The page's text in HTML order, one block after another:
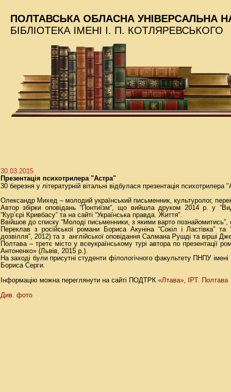
ПОЛТАВСЬКА ОБЛАСНА УНІВЕРСАЛЬНА
БІБЛІОТЕКА ІМЕНІ І. П. КОТЛЯРЕВСЬКОГО
30.03.2015
Презентація психотрилера "Астра"
30 березня у літературній вітальні відбулася презентація психотрилера
Олександр Михед – молодий український письменник, культуролог,
Автор збірки оповідань “Понтиїзм“, що вийшла друком 2014 р. у
“Кур’єрі Кривбасу” та на сайті “Українська правда. Життя“.
Ввійшов до списку “Молоді письменники, з якими варто познайомитись”,
Переклав з російської романи Бориса Акуніна “Сокіл і Ластівка” та
дозвілля”, 2012) та з англійської оповідання Салмана Рушді та вірші
Полтава – третє місто у всеукраїнському турі автора по презентації
Антоненко» (Львів, 2015 р.).
На заході були присутні студенти філологічного факультету ПНПУ
Бориса Серги.
Інформацію можна переглянути на сайті ПОДТРК «Лтава»,
ІРТ. Полтава
Див. фото